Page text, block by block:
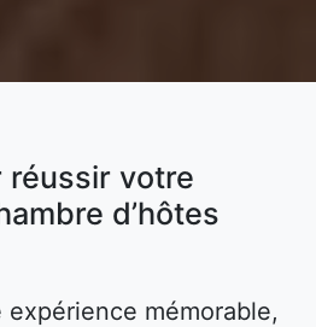
réussir votre
d’hôtes
expérience mémorable,